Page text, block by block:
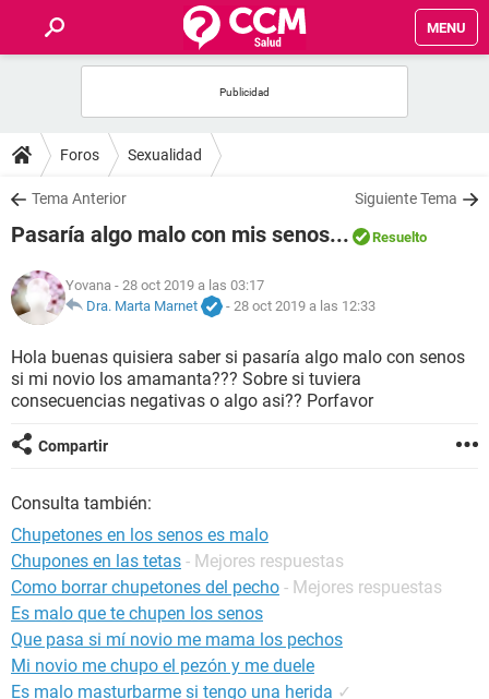
MENU
FOROS
SALUD
NUTRICIÓN
BIENESTAR
Foros Sexualidad
Tema Anterior Siguiente Tema
Pasaría algo malo con mis senos... Resuelto
Yovana - 28 oct 2019 a las 03:17
Dra. Marta Marnet
- 28 oct 2019 a las 12:33
Hola buenas quisiera saber si pasaría algo malo con senos
si mi novio los amamanta??? Sobre si tuviera
consecuencias negativas o algo asi?? Porfavor
Compartir
Consulta también:
Chupetones en los senos es malo
Chupones en las tetas - Mejores respuestas
Como borrar chupetones del pecho - Mejores respuestas
Es malo que te chupen los senos
Que pasa si mí novio me mama los pechos
Mi novio me chupo el pezón y me duele
Es malo masturbarme si tengo una herida ✓